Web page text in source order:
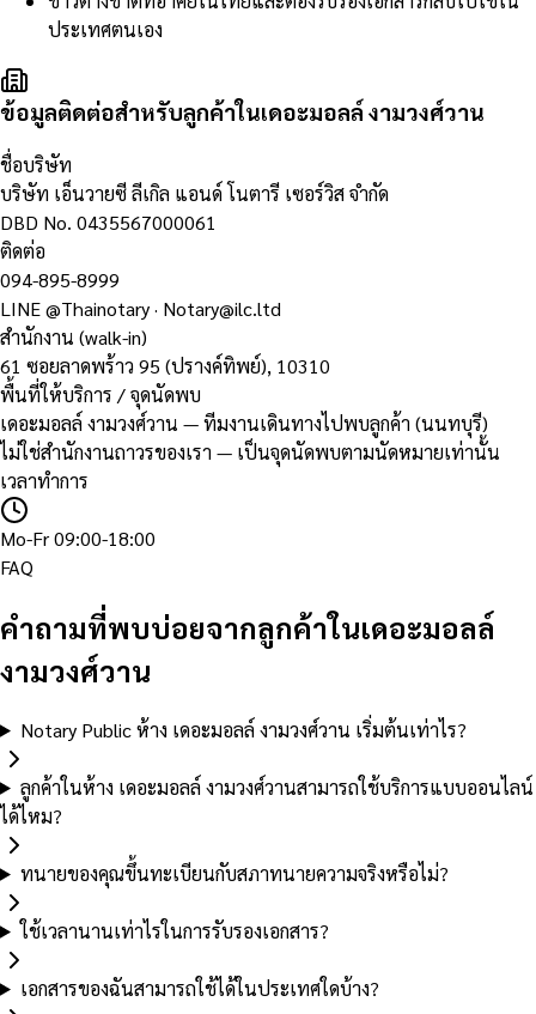
ประเทศตนเอง
ข้อมูลติดต่อสำหรับลูกค้าในเดอะมอลล์ งามวงศ์วาน
ชื่อบริษัท
บริษัท เอ็นวายซี ลีเกิล แอนด์ โนตารี เซอร์วิส จำกัด
DBD No. 0435567000061
ติดต่อ
094-895-8999
LINE@Thainotary· Notary@ilc.ltd
สำนักงาน (walk-in)
61 ซอยลาดพร้าว 95 (ปรางค์ทิพย์), 10310
พื้นที่ให้บริการ / จุดนัดพบ
เดอะมอลล์ งามวงศ์วาน — ทีมงานเดินทางไปพบลูกค้า (นนทบุรี)
ไม่ใช่สำนักงานถาวรของเรา — เป็นจุดนัดพบตามนัดหมายเท่านั้น
เวลาทำการ
Mo-Fr 09:00-18:00
FAQ
คำถามที่พบบ่อยจากลูกค้าในเดอะมอลล์
งามวงศ์วาน
Notary Public ห้าง เดอะมอลล์ งามวงศ์วาน เริ่มต้นเท่าไร?
ลูกค้าในห้าง เดอะมอลล์ งามวงศ์วานสามารถใช้บริการแบบออนไลน์
ได้ไหม?
ทนายของคุณขึ้นทะเบียนกับสภาทนายความจริงหรือไม่?
ใช้เวลานานเท่าไรในการรับรองเอกสาร?
เอกสารของฉันสามารถใช้ได้ในประเทศใดบ้าง?